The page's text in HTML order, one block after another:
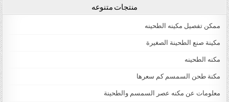
منتجات متنوعه
ممكن تفصيل مكينه الطحينه
مكينة صنع الطحينة الصغيرة
مكنه الطحينه
مكنة طحن السمسم كم سعرها
معلومات عن مكنه عصر السمسم والطحينة